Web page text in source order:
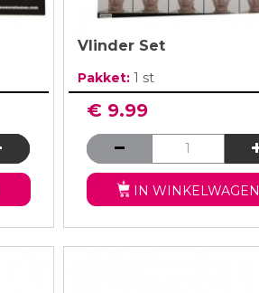
Vlinder Set
Pakket: 1 st
€ 9.99
IN WINKELWAGEN